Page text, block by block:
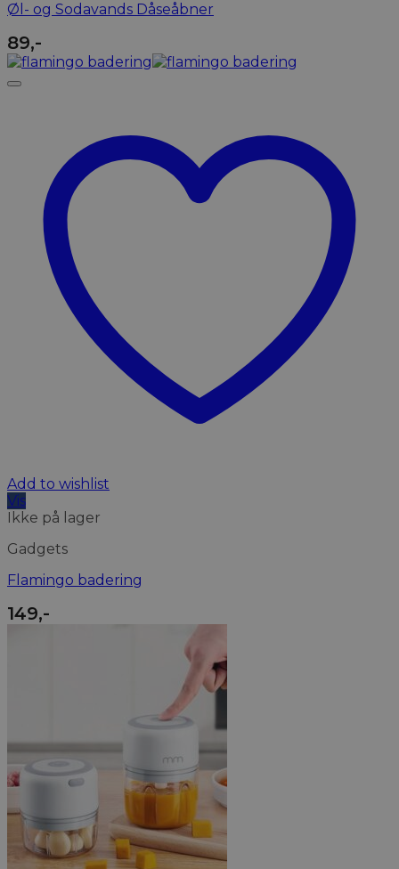
Øl- og Sodavands Dåseåbner
89,-
Add to wishlist
Vis
Ikke på lager
Gadgets
Flamingo badering
149,-